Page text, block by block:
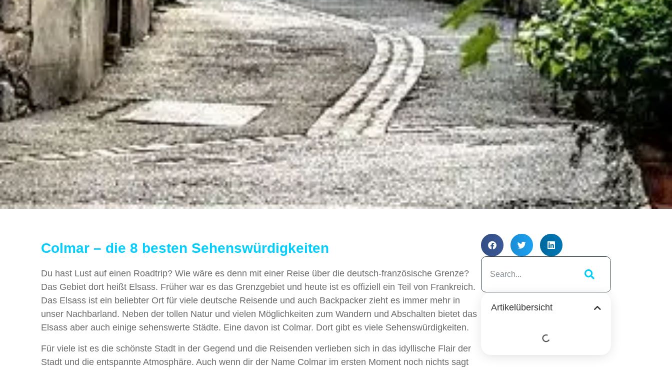
Colmar – die 8 besten Sehenswürdigkeiten
Du hast Lust auf einen Roadtrip? Wie wäre es denn mit einer Reise über die deutsch-französische Grenze?
Das Gebiet dort heißt Elsass. Früher war es das Grenzgebiet und heute ist es offiziell ein Teil von Frankreich.
Das Elsass ist ein beliebter Ort für viele deutsche Reisende und auch Backpacker zieht es immer mehr in
unser Nachbarland. Neben der tollen Natur und vielen Möglichkeiten zum Wandern und Abschalten bietet das
Elsass aber auch einige sehenswerte Städte. Eine davon ist Colmar. Dort gibt es viele Sehenswürdigkeiten.
Für viele ist es die schönste Stadt in der Gegend und die Reisenden verlieben sich in das idyllische Flair der
Stadt und die entspannte Atmosphäre. Auch wenn dir der Name Colmar im ersten Moment noch nichts sagt
Artikelübersicht